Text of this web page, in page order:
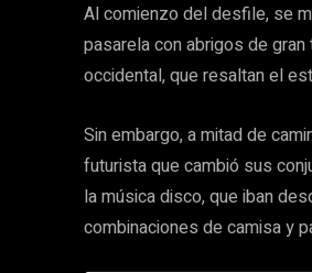
Al comienzo del desfile, se
pasarela con abrigos de
occidental, que resaltan el
Sin embargo, a mitad de
futurista que cambió sus
la música disco, que iban
combinaciones de camisa y